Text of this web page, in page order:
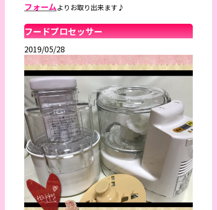
フォームよりお取り出来ます♪
フードプロセッサー
2019/05/28